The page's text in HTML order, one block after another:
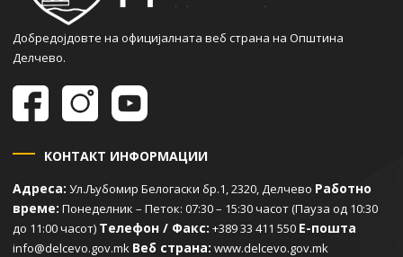
Добредојдовте на официјалната веб страна на Општина
Делчево.
КОНТАКТ ИНФОРМАЦИИ
Адреса: Ул.Љубомир Белогаски бр.1, 2320, Делчево Работно
време: Понеделник – Петок: 07:30 – 15:30 часот (Пауза од 10:30
до 11:00 часот) Телефон / Факс: +389 33 411 550 Е-пошта
info@delcevo.gov.mk Веб страна: www.delcevo.gov.mk